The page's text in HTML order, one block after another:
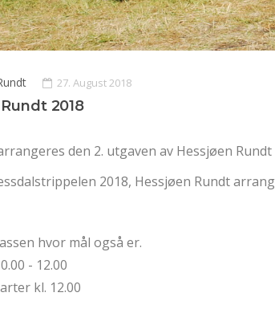
27. August 2018
2018
den 2. utgaven av Hessjøen Rundt
2018, Hessjøen Rundt
hvor mål også er.
- 12.00
kl. 12.00